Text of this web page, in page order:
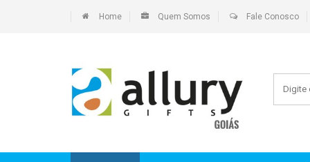
Home Quem Somos Fale Conosco